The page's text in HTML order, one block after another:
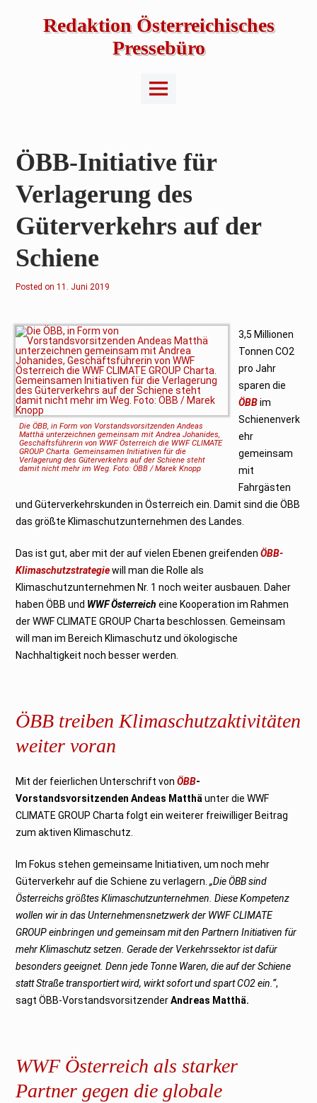
Redaktion Österreichisches
Pressebüro
Main
Menu
ÖBB-Initiative für
Verlagerung des
Güterverkehrs auf der
Schiene
Posted on2
b
r
u
a
r
2
0
2
3
11. Juni 2019
Die ÖBB, in Form von Vorstandsvorsitzenden Andeas
Matthä unterzeichnen gemeinsam mit Andrea Johanides,
Geschäftsführerin von WWF Österreich die WWF CLIMATE
GROUP Charta. Gemeinsamen Initiativen für die
Verlagerung des Güterverkehrs auf der Schiene steht
damit nicht mehr im Weg. Foto: ÖBB / Marek Knopp
3,5 Millionen
Tonnen CO2
pro Jahr
sparen die
ÖBB im
Schienenverk
ehr
gemeinsam
mit
Fahrgästen
und Güterverkehrskunden in Österreich ein. Damit sind die ÖBB
das größte Klimaschutzunternehmen des Landes.
Das ist gut, aber mit der auf vielen Ebenen greifendenÖBB-
Klimaschutzstrategie will man die Rolle als
Klimaschutzunternehmen Nr. 1 noch weiter ausbauen. Daher
haben ÖBB und WWF Österreich eine Kooperation im Rahmen
der WWF CLIMATE GROUP Charta beschlossen. Gemeinsam
will man im Bereich Klimaschutz und ökologische
Nachhaltigkeit noch besser werden.
ÖBB treiben Klimaschutzaktivitäten
weiter voran
Mit der feierlichen Unterschrift vonÖBB-
Vorstandsvorsitzenden Andeas Matthä unter die WWF
CLIMATE GROUP Charta folgt ein weiterer freiwilliger Beitrag
zum aktiven Klimaschutz.
Im Fokus stehen gemeinsame Initiativen, um noch mehr
Güterverkehr auf die Schiene zu verlagern. „Die ÖBB sind
Österreichs größtes Klimaschutzunternehmen. Diese Kompetenz
wollen wir in das Unternehmensnetzwerk der WWF CLIMATE
GROUP einbringen und gemeinsam mit den Partnern Initiativen für
mehr Klimaschutz setzen. Gerade der Verkehrssektor ist dafür
besonders geeignet. Denn jede Tonne Waren, die auf der Schiene
statt Straße transportiert wird, wirkt sofort und spart CO2 ein.“,
sagt ÖBB-VorstandsvorsitzenderAndreas Matthä.
WWF Österreich als starker
Partner gegen die globale